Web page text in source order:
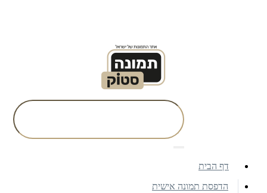
דף הבית
הדפסת תמונה אישית